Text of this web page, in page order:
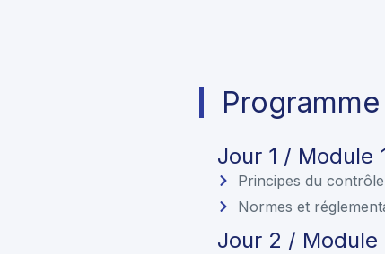
Jour 1 / Module
Principes du
Normes et
Jour 2 /